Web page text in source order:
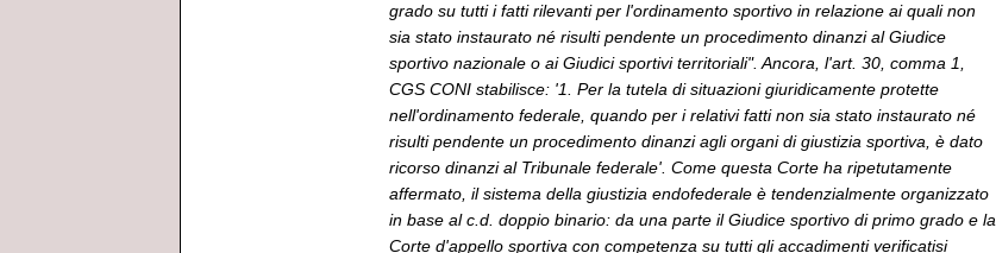
grado su tutti i fatti rilevanti per l'ordinamento sportivo in relazione ai quali non
sia stato instaurato né risulti pendente un procedimento dinanzi al Giudice
sportivo nazionale o ai Giudici sportivi territoriali". Ancora, l'art. 30, comma 1,
CGS CONI stabilisce: '1. Per la tutela di situazioni giuridicamente protette
nell'ordinamento federale, quando per i relativi fatti non sia stato instaurato né
risulti pendente un procedimento dinanzi agli organi di giustizia sportiva, è dato
ricorso dinanzi al Tribunale federale'. Come questa Corte ha ripetutamente
affermato, il sistema della giustizia endofederale è tendenzialmente organizzato
in base al c.d. doppio binario: da una parte il Giudice sportivo di primo grado e la
Corte d'appello sportiva con competenza su tutti gli accadimenti verificatisi